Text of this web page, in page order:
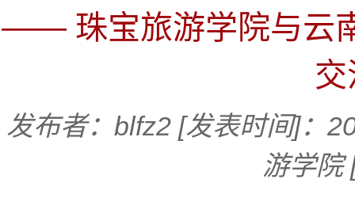
—— 珠宝旅游学院与云
发布者：blfz2 [发表时间]：
游学院